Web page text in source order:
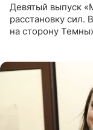
Девятый выпуск
расстановку сил.
на сторону